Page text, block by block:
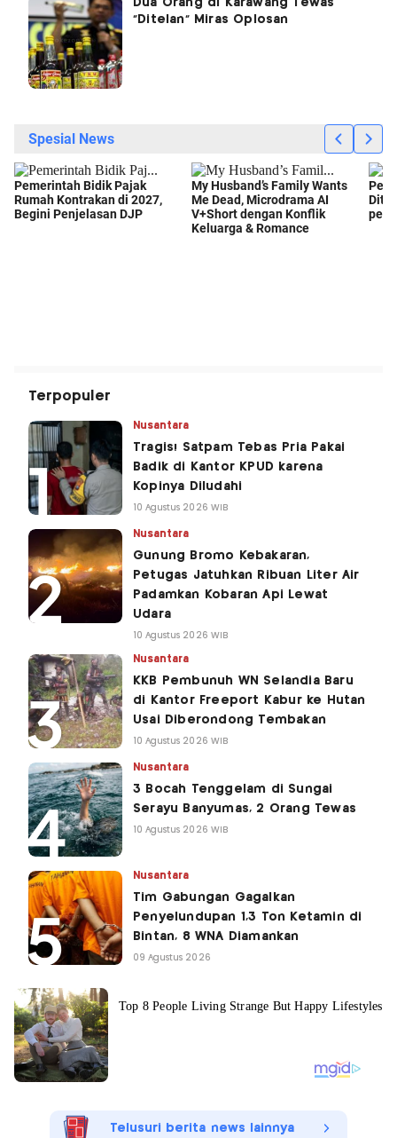
Dua Orang di Karawang Tewas
"Ditelan" Miras Oplosan
Terpopuler
Nusantara
Tragis! Satpam Tebas Pria Pakai
Badik di Kantor KPUD karena
Kopinya Diludahi
10 Agustus 2026 WIB
Nusantara
Gunung Bromo Kebakaran,
Petugas Jatuhkan Ribuan Liter Air
Padamkan Kobaran Api Lewat
Udara
10 Agustus 2026 WIB
Nusantara
KKB Pembunuh WN Selandia Baru
di Kantor Freeport Kabur ke Hutan
Usai Diberondong Tembakan
10 Agustus 2026 WIB
Nusantara
3 Bocah Tenggelam di Sungai
Serayu Banyumas, 2 Orang Tewas
10 Agustus 2026 WIB
Nusantara
Tim Gabungan Gagalkan
Penyelundupan 1,3 Ton Ketamin di
Bintan, 8 WNA Diamankan
09 Agustus 2026
Telusuri berita news lainnya